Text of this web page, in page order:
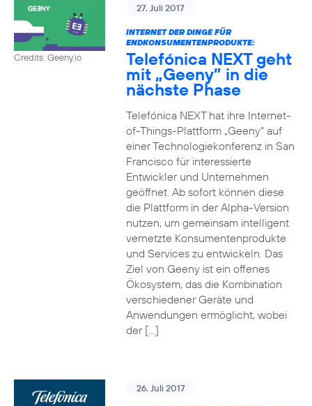
Credits: Geeny.io
27. Juli 2017
INTERNET DER DINGE FÜR
ENDKONSUMENTENPRODUKTE:
Telefónica NEXT geht
mit „Geeny” in die
nächste Phase
Telefónica NEXT hat ihre Internet-
of-Things-Plattform „Geeny“ auf
einer Technologiekonferenz in San
Francisco für interessierte
Entwickler und Unternehmen
geöffnet. Ab sofort können diese
die Plattform in der Alpha-Version
nutzen, um gemeinsam intelligent
vernetzte Konsumentenprodukte
und Services zu entwickeln. Das
Ziel von Geeny ist ein offenes
Ökosystem, das die Kombination
verschiedener Geräte und
Anwendungen ermöglicht, wobei
der […]
26. Juli 2017